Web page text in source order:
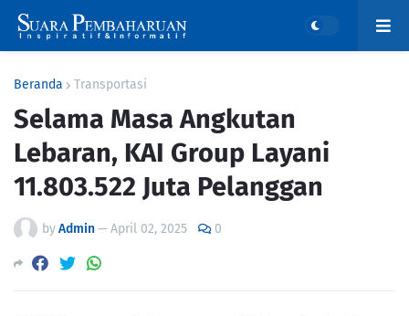
Beranda Transportasi
Selama Masa Angkutan
Lebaran, KAI Group Layani
11.803.522 Juta Pelanggan
byAdmin—April 02, 2025 0